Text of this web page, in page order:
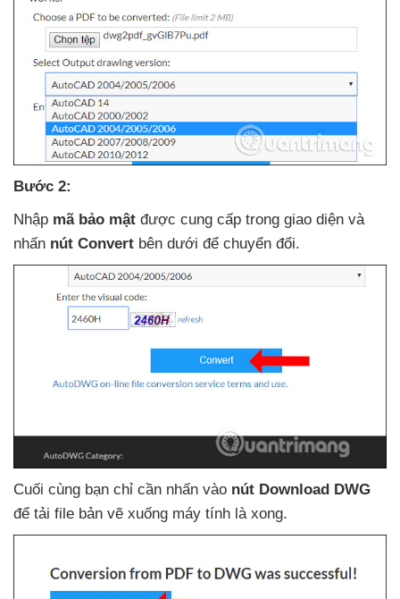
Bước 2:
Nhập mã bảo mật được cung cấp trong giao diện và
nhấn nút Convert bên dưới để chuyển đổi.
Cuối cùng bạn chỉ cần nhấn vào nút Download DWG
để tải file bản vẽ xuống máy tính là xong.